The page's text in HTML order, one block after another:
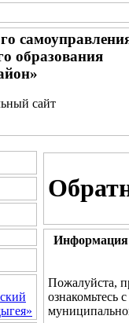
образования
сайт
Информация
Пожалуйста,
ознакомьтесь